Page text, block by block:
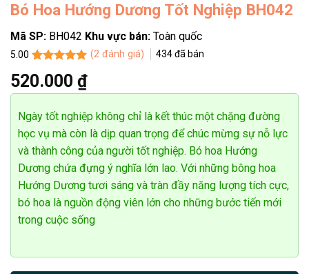
Bó Hoa Hướng Dương Tốt Nghiệp BH042
Mã SP: BH042 Khu vực bán: Toàn quốc
5.00
dựa trên
đánh giá
(2đánh giá) 434đã bán
520.000 ₫
Ngày tốt nghiệp không chỉ là kết thúc một chặng đường
học vụ mà còn là dịp quan trọng để chúc mừng sự nỗ lực
và thành công của người tốt nghiệp. Bó hoa Hướng
Dương chứa đựng ý nghĩa lớn lao. Với những bông hoa
Hướng Dương tươi sáng và tràn đầy năng lượng tích cực,
bó hoa là nguồn động viên lớn cho những bước tiến mới
trong cuộc sống